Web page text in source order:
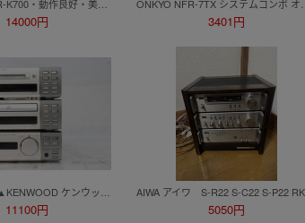
14000円 3401円
11100円 5050円